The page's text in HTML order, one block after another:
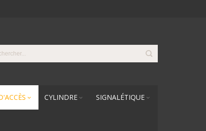
CYLINDRE SIGNALÉTIQUE